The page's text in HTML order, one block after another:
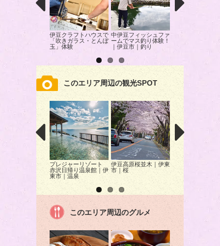
伊豆クラフトハウスで
「吹きガラス・とんぼ
玉」体験
中伊豆フィッシュファ
ームでマス釣り体験！
｜伊豆市｜釣り
赤沢スパで心身
このエリア周辺の観光SPOT
プレジャーリゾート
赤沢日帰り温泉館｜伊
東市｜温泉
伊豆高原桜並木｜伊東
市｜桜
大室山登山リフ
東市｜絶景
このエリア周辺のグルメ